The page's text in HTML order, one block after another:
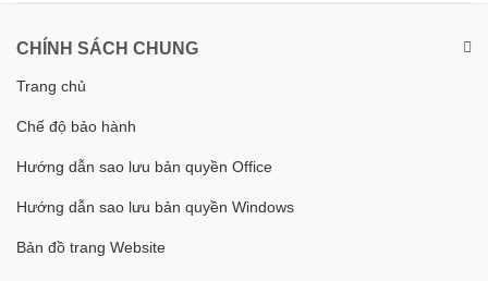
CHÍNH SÁCH CHUNG
Trang chủ
Chế độ bảo hành
Hướng dẫn sao lưu bản quyền Office
Hướng dẫn sao lưu bản quyền Windows
Bản đồ trang Website